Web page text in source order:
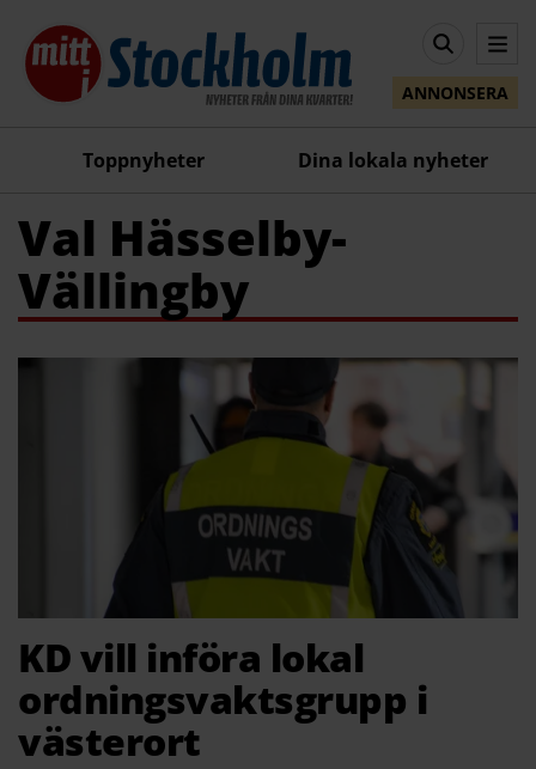
ANNONSERA
Toppnyheter Dina lokala nyheter
Val Hässelby-
Vällingby
KD vill införa lokal
ordningsvaktsgrupp i
västerort